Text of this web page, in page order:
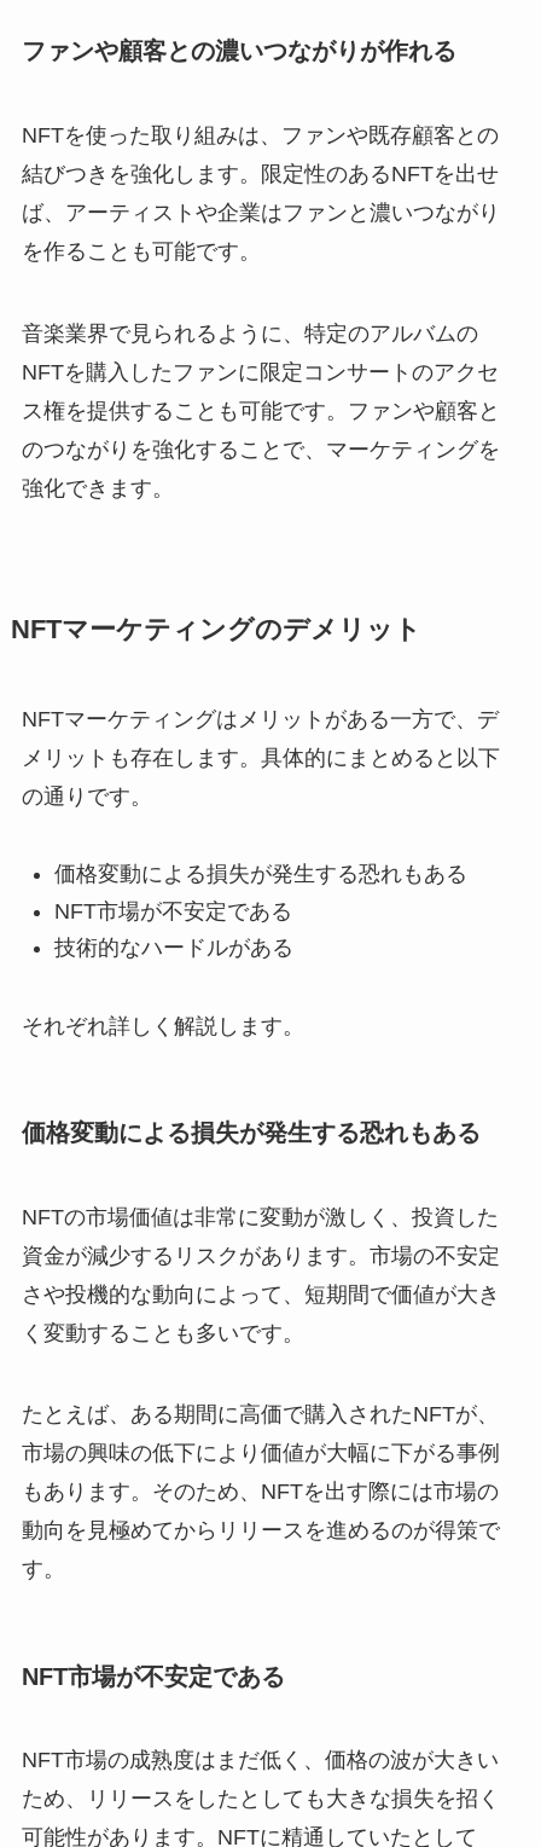
ファンや顧客との濃いつながりが作れる
NFTを使った取り組みは、ファンや既存顧客との
結びつきを強化します。限定性のあるNFTを出せ
ば、アーティストや企業はファンと濃いつながり
を作ることも可能です。
音楽業界で見られるように、特定のアルバムの
NFTを購入したファンに限定コンサートのアクセ
ス権を提供することも可能です。ファンや顧客と
のつながりを強化することで、マーケティングを
強化できます。
NFTマーケティングのデメリット
NFTマーケティングはメリットがある一方で、デ
メリットも存在します。具体的にまとめると以下
の通りです。
価格変動による損失が発生する恐れもある
NFT市場が不安定である
技術的なハードルがある
それぞれ詳しく解説します。
価格変動による損失が発生する恐れもある
NFTの市場価値は非常に変動が激しく、投資した
資金が減少するリスクがあります。市場の不安定
さや投機的な動向によって、短期間で価値が大き
く変動することも多いです。
たとえば、ある期間に高価で購入されたNFTが、
市場の興味の低下により価値が大幅に下がる事例
もあります。そのため、NFTを出す際には市場の
動向を見極めてからリリースを進めるのが得策で
す。
NFT市場が不安定である
NFT市場の成熟度はまだ低く、価格の波が大きい
ため、リリースをしたとしても大きな損失を招く
可能性があります。NFTに精通していたとして